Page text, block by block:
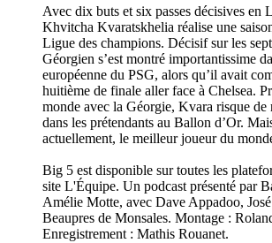
Avec dix buts et six passes décisives en
Khvitcha Kvaratskhelia réalise une
Ligue des champions. Décisif sur les
Géorgien s’est montré importantissime
européenne du PSG, alors qu’il avait
huitième de finale aller face à Chelsea.
monde avec la Géorgie, Kvara risque de
dans les prétendants au Ballon d’Or.
actuellement, le meilleur joueur du
Big 5 est disponible sur toutes les
site L'Équipe. Un podcast présenté par
Amélie Motte, avec Dave Appadoo,
Beaupres de Monsales. Montage :
Enregistrement : Mathis Rouanet.